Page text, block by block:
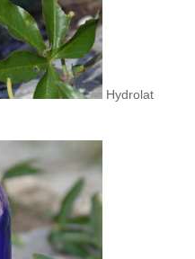
Hydrolat